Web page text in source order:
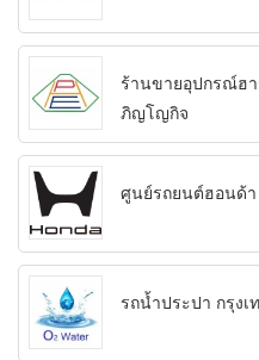
ร้านขายอุปกรณ์ฮ
ภิญโญกิจ
ศูนย์รถยนต์ฮอนด้า
รถน้ำประปา กรุงเ